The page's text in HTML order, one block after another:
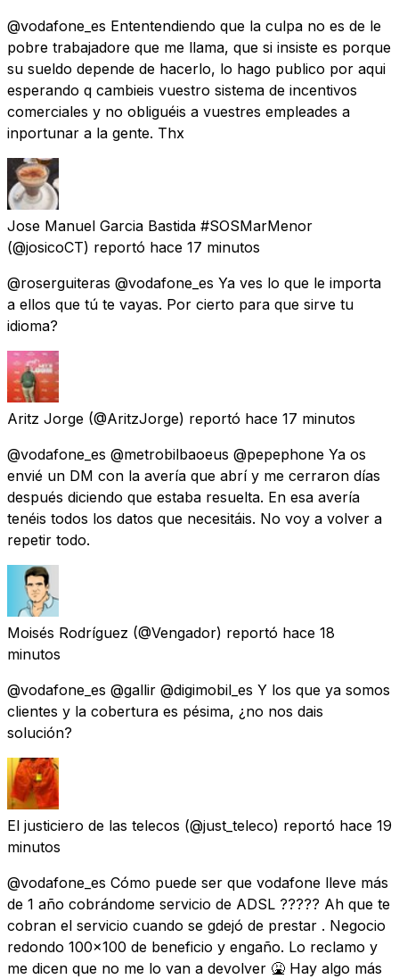
@vodafone_es Ententendiendo que la culpa no es de le
pobre trabajadore que me llama, que si insiste es porque
su sueldo depende de hacerlo, lo hago publico por aqui
esperando q cambieis vuestro sistema de incentivos
comerciales y no obliguéis a vuestres empleades a
inportunar a la gente. Thx
Jose Manuel Garcia Bastida #SOSMarMenor
(@josicoCT) reportó hace 17 minutos
@roserguiteras @vodafone_es Ya ves lo que le importa
a ellos que tú te vayas. Por cierto para que sirve tu
idioma?
Aritz Jorge (@AritzJorge) reportó hace 17 minutos
@vodafone_es @metrobilbaoeus @pepephone Ya os
envié un DM con la avería que abrí y me cerraron días
después diciendo que estaba resuelta. En esa avería
tenéis todos los datos que necesitáis. No voy a volver a
repetir todo.
Moisés Rodríguez (@Vengador) reportó hace 18
minutos
@vodafone_es @gallir @digimobil_es Y los que ya somos
clientes y la cobertura es pésima, ¿no nos dais
solución?
El justiciero de las telecos (@just_teleco) reportó hace 19
minutos
@vodafone_es Cómo puede ser que vodafone lleve más
de 1 año cobrándome servicio de ADSL ????? Ah que te
cobran el servicio cuando se gdejó de prestar . Negocio
redondo 100x100 de beneficio y engaño. Lo reclamo y
me dicen que no me lo van a devolver 🤮 Hay algo más